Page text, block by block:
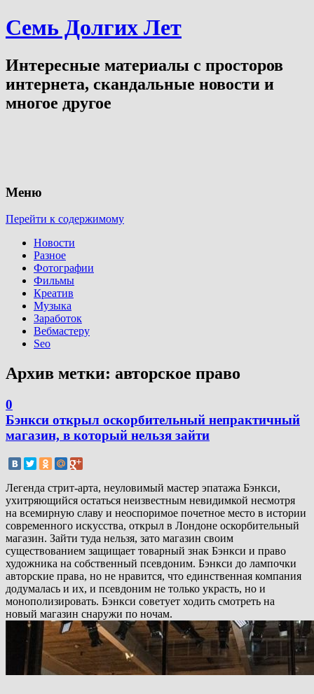
Семь Долгих Лет
Интересные материалы с просторов
интернета, скандальные новости и
многое другое
Меню
Перейти к содержимому
Новости
Разное
Фотографии
Фильмы
Креатив
Музыка
Заработок
Вебмастеру
Seo
Архив метки: авторское право
0
Бэнкси открыл оскорбительный непрактичный
магазин, в который нельзя зайти
Легенда стрит-арта, неуловимый мастер эпатажа Бэнкси,
ухитряющийся остаться неизвестным невидимкой несмотря
на всемирную славу и неоспоримое почетное место в истории
современного искусства, открыл в Лондоне оскорбительный
магазин. Зайти туда нельзя, зато магазин своим
существованием защищает товарный знак Бэнкси и право
художника на собственный псевдоним. Бэнкси до лампочки
авторские права, но не нравится, что единственная компания
додумалась и их, и псевдоним не только украсть, но и
монополизировать. Бэнкси советует ходить смотреть на
новый магазин снаружи по ночам.